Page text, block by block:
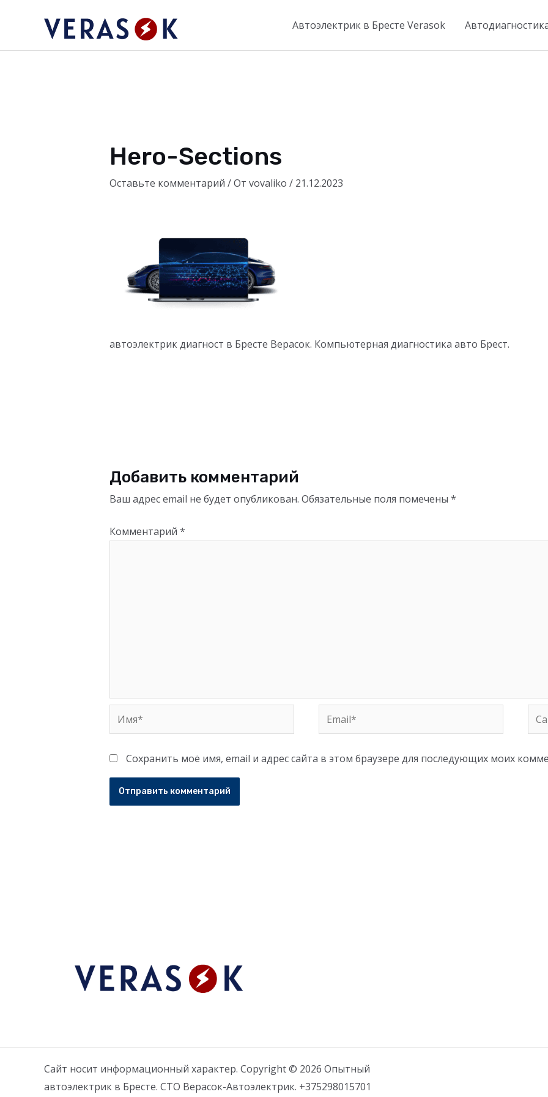
содержимому
Автоэлектрик в Бресте Verasok
Hero-Sections
Оставьте комментарий / От vovaliko / 21.12.2023
автоэлектрик диагност в Бресте Верасок. Компьютерная диагностика авто Брест.
Добавить комментарий
Ваш адрес email не будет опубликован. Обязательные поля помечены *
Комментарий *
Имя* Email*
Сохранить моё имя, email и адрес сайта в этом браузере для последующих моих
Сайт носит информационный характер. Copyright © 2026 Опытный
автоэлектрик в Бресте. СТО Верасок-Автоэлектрик. +375298015701